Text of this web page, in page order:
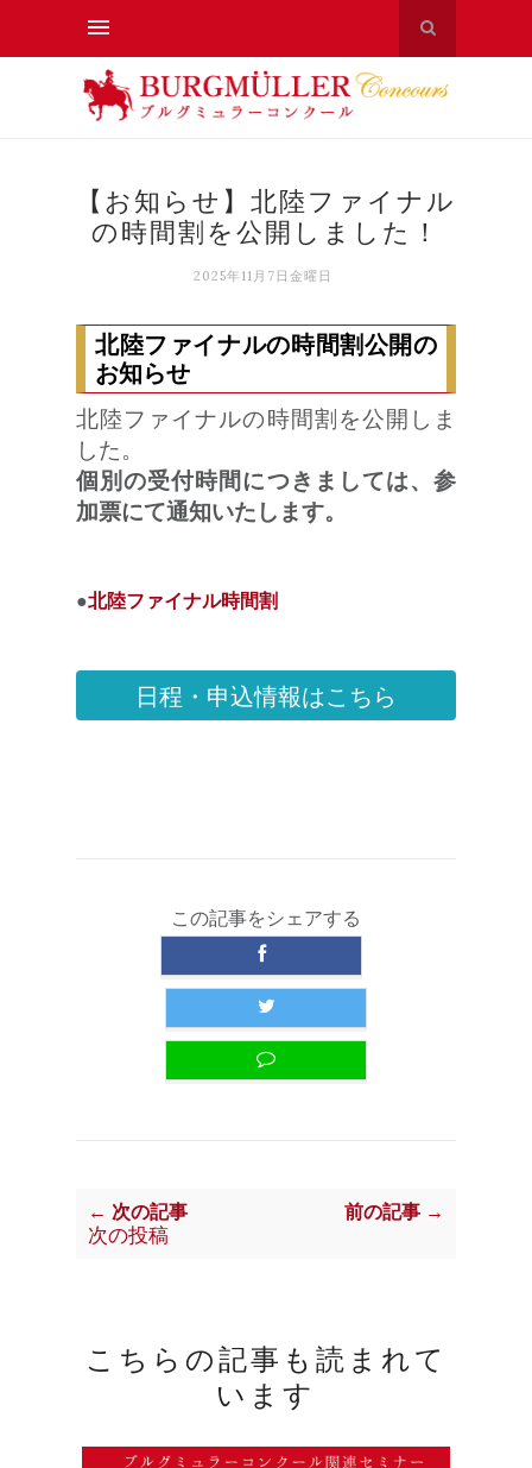
【お知らせ】北陸ファイナル
の時間割を公開しました！
2025年11月7日金曜日
北陸ファイナルの時間割公開の
お知らせ
北陸ファイナルの時間割を公開しま
した。
個別の受付時間につきましては、参
加票にて通知いたします。
●北陸ファイナル時間割
日程・申込情報はこちら
この記事をシェアする
← 次の記事
次の投稿
前の記事 →
こちらの記事も読まれて
います